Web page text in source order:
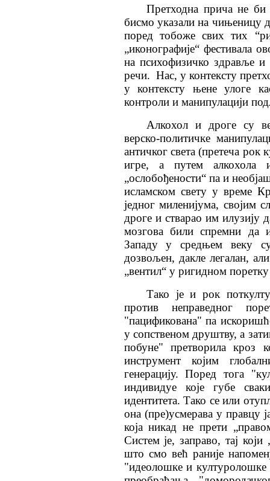
Претходна прича не би
бисмо указали на чињеницу
поред тобоже свих тих
„иконографије“ фестивала
на психофизичко здравље
речи. Нас, у контексту
у контексту њене улоге
контроли и манипулацији
Алкохол и дроге су
верско-политичке
античког света (претеча рок
игре, а путем алкохола и
„ослобођености“ па и
исламском свету у време
једног миленијума, својим
дроге и стварао им илузију
мозгова били спремни да
Западу у средњем веку
дозвољен, дакле легалан,
„вентил“ у ригидном
Тако је и рок
против неправедног
"пацификована" па
у сопственом друштву, а
побуне" претворила кроз
инструмент којим
генерацију. Поред тога
индивидуе које губе
идентитета. Тако се или
она (пре)усмерава у правцу
која никад не прети
Систем је, заправо, тај
што смо већ раније
"идеолошке и културолошке